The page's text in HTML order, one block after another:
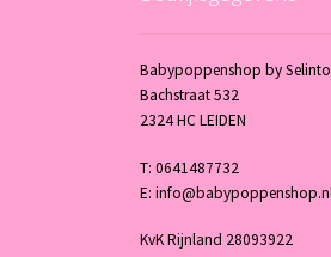
Babypoppenshop by
Bachstraat 532
2324 HC LEIDEN
T: 0641487732
E:
KvK Rijnland 28093922